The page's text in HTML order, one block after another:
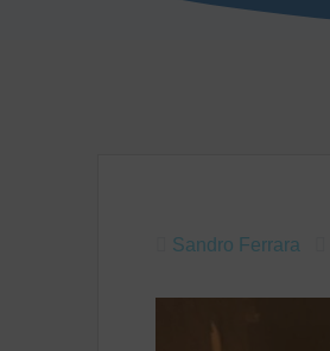
Sandro Ferrara